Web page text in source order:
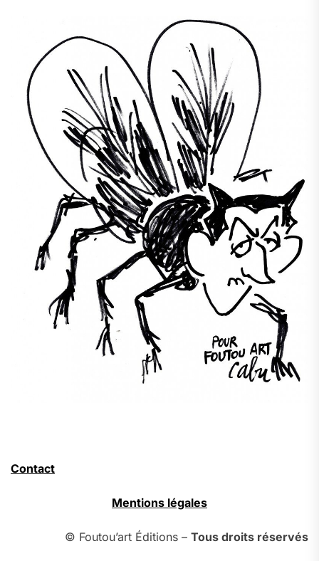
Contact
Mentions légales
© Foutou’art Éditions – Tous droits réservés